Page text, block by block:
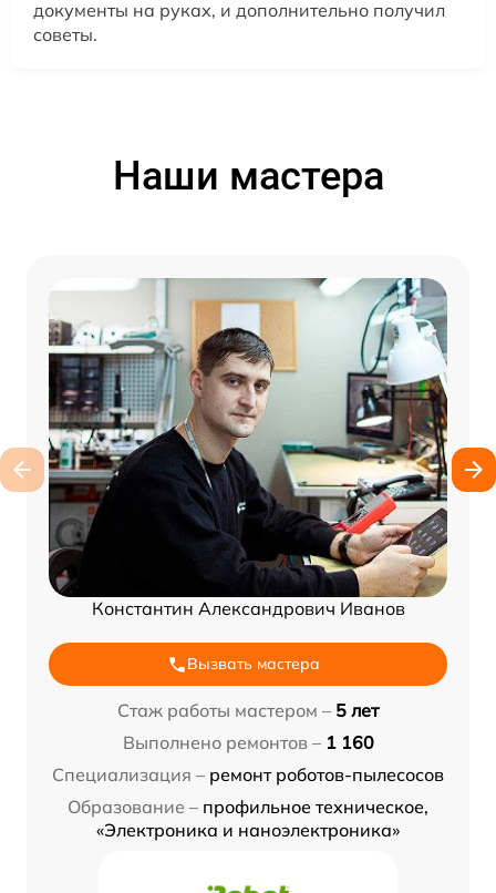
документы на руках, и дополнительно получил
советы.
Наши мастера
Константин Александрович Иванов
Вызвать мастера
Стаж работы мастером – 5 лет
Выполнено ремонтов – 1 160
Специализация – ремонт роботов-пылесосов
Образование – профильное техническое,
«Электроника и наноэлектроника»